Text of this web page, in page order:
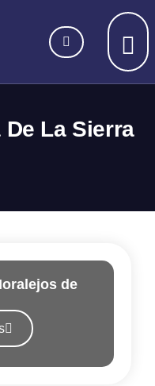
La Sierra
de